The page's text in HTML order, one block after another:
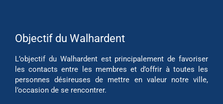
Objectif du Walhardent
L’objectif du Walhardent est principalement de favoriser
les contacts entre les membres et d’offrir à toutes les
personnes désireuses de mettre en valeur notre ville,
l’occasion de se rencontrer.